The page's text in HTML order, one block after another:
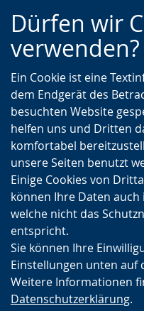
Dürfen wir
verwenden?
Ein Cookie ist eine
dem Endgerät des
besuchten Website
helfen uns und Dritten
komfortabel
unsere Seiten benutzt
Einige Cookies von
können Ihre Daten
welche nicht das
entspricht.
Sie können Ihre
Einstellungen unten auf
Weitere Informationen
Datenschutzerklärung.